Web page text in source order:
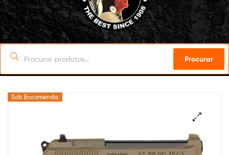
Procurar
Sob Encomenda